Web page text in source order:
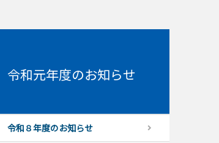
令和元年度のお知らせ
令和８年度のお知らせ